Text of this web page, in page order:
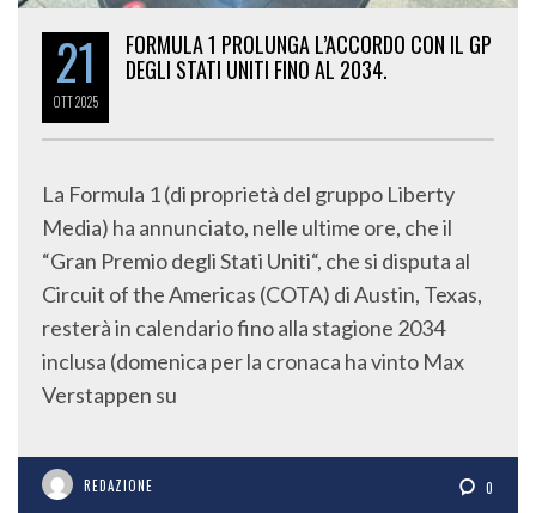
21
OTT2025
FORMULA 1 PROLUNGA L’ACCORDO CON IL GP
DEGLI STATI UNITI FINO AL 2034.
La Formula 1 (di proprietà del gruppo Liberty
Media) ha annunciato, nelle ultime ore, che il
“Gran Premio degli Stati Uniti“, che si disputa al
Circuit of the Americas (COTA) di Austin, Texas,
resterà in calendario fino alla stagione 2034
inclusa (domenica per la cronaca ha vinto Max
Verstappen su
REDAZIONE 0